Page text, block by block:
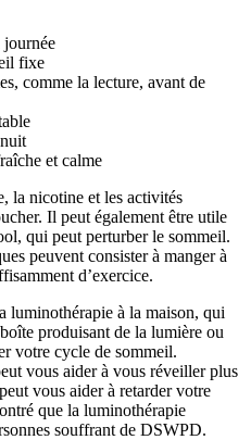
journée
fixe
comme la lecture, avant de
et calme
la nicotine et les activités
Il peut également être utile
qui peut perturber le sommeil.
peuvent consister à manger à
d’exercice.
luminothérapie à la maison, qui
produisant de la lumière ou
votre cycle de sommeil.
vous aider à vous réveiller plus
vous aider à retarder votre
que la luminothérapie
souffrant de DSWPD.